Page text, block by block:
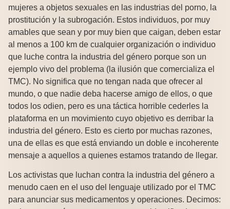
mujeres a objetos sexuales en las industrias del porno, la
prostitución y la subrogación. Estos individuos, por muy
amables que sean y por muy bien que caigan, deben estar
al menos a 100 km de cualquier organización o individuo
que luche contra la industria del género porque son un
ejemplo vivo del problema (la ilusión que comercializa el
TMC). No significa que no tengan nada que ofrecer al
mundo, o que nadie deba hacerse amigo de ellos, o que
todos los odien, pero es una táctica horrible cederles la
plataforma en un movimiento cuyo objetivo es derribar la
industria del género. Esto es cierto por muchas razones,
una de ellas es que está enviando un doble e incoherente
mensaje a aquellos a quienes estamos tratando de llegar.
Los activistas que luchan contra la industria del género a
menudo caen en el uso del lenguaje utilizado por el TMC
para anunciar sus medicamentos y operaciones. Decimos: